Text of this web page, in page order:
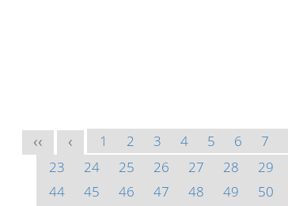
<< < 1 2 3 4 5 6 7
23
24 25 26 27 28 29
44
45 46 47 48 49 50